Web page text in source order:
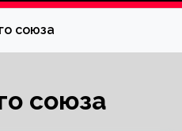
союза
союза